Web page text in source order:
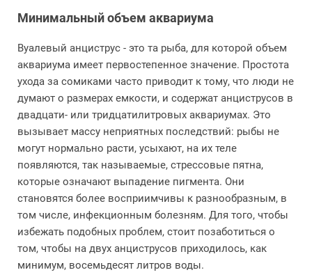
Минимальный объем аквариума
Вуалевый анциструс - это та рыба, для которой объем
аквариума имеет первостепенное значение. Простота
ухода за сомиками часто приводит к тому, что люди не
думают о размерах емкости, и содержат анциструсов в
двадцати- или тридцатилитровых аквариумах. Это
вызывает массу неприятных последствий: рыбы не
могут нормально расти, усыхают, на их теле
появляются, так называемые, стрессовые пятна,
которые означают выпадение пигмента. Они
становятся более восприимчивы к разнообразным, в
том числе, инфекционным болезням. Для того, чтобы
избежать подобных проблем, стоит позаботиться о
том, чтобы на двух анциструсов приходилось, как
минимум, восемьдесят литров воды.